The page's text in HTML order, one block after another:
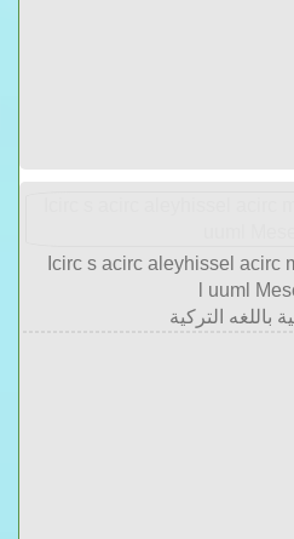
Icirc s acirc aleyhissel acirc
l uuml
باللغه التركية